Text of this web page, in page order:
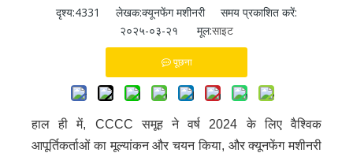
दृश्य:4331
लेखक:क्यूनफेंग मशीनरी समय प्रकाशित करें:
२०२५-०३-२१ मूल:साइट
पूछना
हाल ही में, CCCC समूह ने वर्ष 2024 के लिए वैश्विक
आपूर्तिकर्ताओं का मूल्यांकन और चयन किया, और क्यूनफेंग मशीनरी